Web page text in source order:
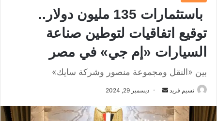
باستثمارات 135 مليون دولار..
توقيع اتفاقيات لتوطين صناعة
السيارات «إم جي» في مصر
بين «النقل ومجموعة منصور وشركة سايك»
نسيم فريد
س
ديسمبر 29, 2024